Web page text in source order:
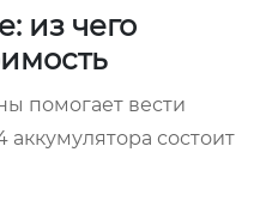
из чего
помогает вести
состоит